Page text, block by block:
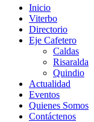
Inicio
Viterbo
Directorio
Eje Cafetero
Caldas
Risaralda
Quindio
Actualidad
Eventos
Quienes Somos
Contáctenos